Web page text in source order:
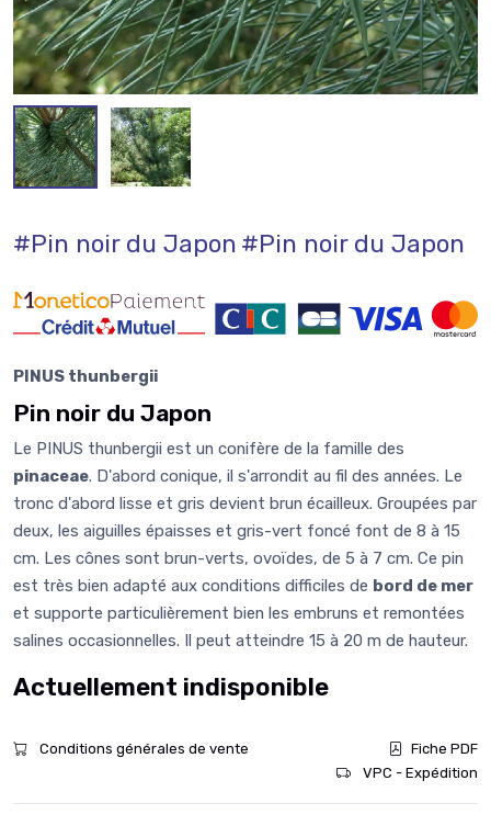
#Pin noir du Japon #Pin noir du Japon
PINUS thunbergii
Pin noir du Japon
Le PINUS thunbergii est un conifère de la famille des
pinaceae. D'abord conique, il s'arrondit au fil des années. Le
tronc d'abord lisse et gris devient brun écailleux. Groupées par
deux, les aiguilles épaisses et gris-vert foncé font de 8 à 15
cm. Les cônes sont brun-verts, ovoïdes, de 5 à 7 cm. Ce pin
est très bien adapté aux conditions difficiles de bord de mer
et supporte particulièrement bien les embruns et remontées
salines occasionnelles. Il peut atteindre 15 à 20 m de hauteur.
Actuellement indisponible
Conditions générales de vente
Fiche PDF
VPC - Expédition